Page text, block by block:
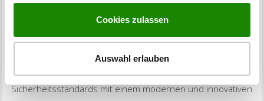
Cookies zulassen
Auswahl erlauben
Die TrIIIple Tower stehen für ein Wohnkonzept, das höchste
Sicherheitsstandards mit einem modernen und innovativen